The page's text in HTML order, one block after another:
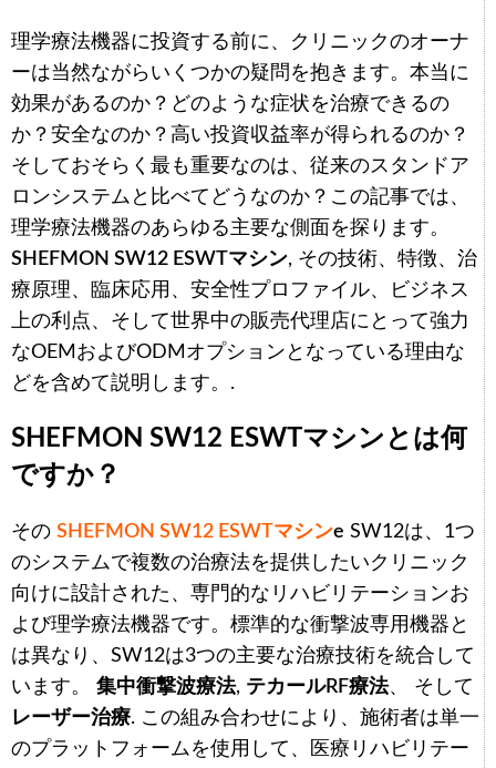
理学療法機器に投資する前に、クリニックのオーナ
ーは当然ながらいくつかの疑問を抱きます。本当に
効果があるのか？どのような症状を治療できるの
か？安全なのか？高い投資収益率が得られるのか？
そしておそらく最も重要なのは、従来のスタンドア
ロンシステムと比べてどうなのか？この記事では、
理学療法機器のあらゆる主要な側面を探ります。
SHEFMON SW12 ESWTマシン, その技術、特徴、治
療原理、臨床応用、安全性プロファイル、ビジネス
上の利点、そして世界中の販売代理店にとって強力
なOEMおよびODMオプションとなっている理由な
どを含めて説明します。.
SHEFMON SW12 ESWTマシンとは何
ですか？
その SHEFMON SW12 ESWTマシンe SW12は、1つ
のシステムで複数の治療法を提供したいクリニック
向けに設計された、専門的なリハビリテーションお
よび理学療法機器です。標準的な衝撃波専用機器と
は異なり、SW12は3つの主要な治療技術を統合して
います。 集中衝撃波療法, テカールRF療法、 そして
レーザー治療. この組み合わせにより、施術者は単一
のプラットフォームを使用して、医療リハビリテー